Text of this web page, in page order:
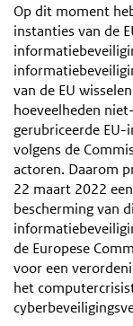
Op dit moment
instanties van de
van de EU
hoeveelheden
gerubriceerde
volgens de
actoren. Daarom
22 maart 2022 een
bescherming van
de Europese
voor een
het